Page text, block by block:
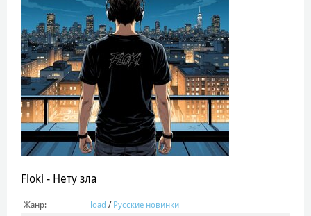
Floki - Нету зла
Жанр: load / Русские новинки